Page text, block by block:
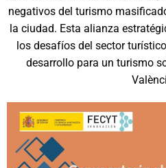
negativos del turismo
la ciudad. Esta alianza
los desafíos del sector
desarrollo para un turismo